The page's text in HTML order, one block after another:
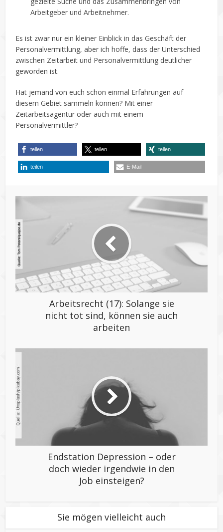
Arbeitgeber und Arbeitnehmer.
Es ist zwar nur ein kleiner Einblick in das Geschäft der
Personalvermittlung, aber ich hoffe, dass der Unterschied
zwischen Zeitarbeit und Personalvermittlung deutlicher
geworden ist.
Hat jemand von euch schon einmal Erfahrungen auf
diesem Gebiet sammeln können? Mit einer
Zeitarbeitsagentur oder auch mit einem
Personalvermittler?
teilen teilen teilen
teilen E-Mail
Arbeitsrecht (17): Solange sie
nicht tot sind, können sie auch
arbeiten
Endstation Depression – oder
doch wieder irgendwie in den
Job einsteigen?
Sie mögen vielleicht auch